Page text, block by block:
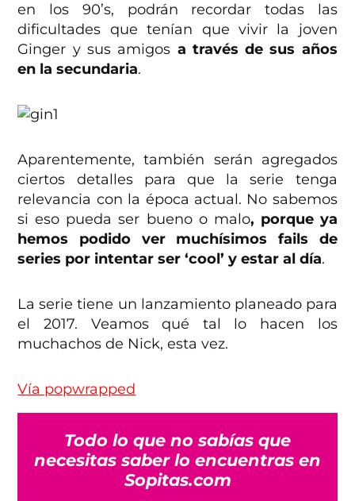
en los 90’s, podrán recordar todas las
dificultades que tenían que vivir la joven
Ginger y sus amigos a través de sus años
en la secundaria.
Aparentemente, también serán agregados
ciertos detalles para que la serie tenga
relevancia con la época actual. No sabemos
si eso pueda ser bueno o malo, porque ya
hemos podido ver muchísimos fails de
series por intentar ser ‘cool’ y estar al día.
La serie tiene un lanzamiento planeado para
el 2017. Veamos qué tal lo hacen los
muchachos de Nick, esta vez.
Vía popwrapped
Todo lo que no sabías que
necesitas saber lo encuentras en
Sopitas.com